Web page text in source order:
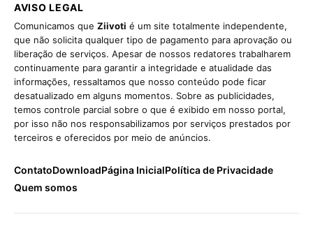
AVISO LEGAL
Comunicamos que Ziivoti é um site totalmente independente,
que não solicita qualquer tipo de pagamento para aprovação ou
liberação de serviços. Apesar de nossos redatores trabalharem
continuamente para garantir a integridade e atualidade das
informações, ressaltamos que nosso conteúdo pode ficar
desatualizado em alguns momentos. Sobre as publicidades,
temos controle parcial sobre o que é exibido em nosso portal,
por isso não nos responsabilizamos por serviços prestados por
terceiros e oferecidos por meio de anúncios.
ContatoDownloadPágina InicialPolítica de Privacidade
Quem somos